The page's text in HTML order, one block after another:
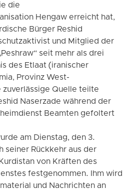
die
Hengaw erreicht hat,
Bürger Reshid
und Mitglied der
seit mehr als drei
des Etlaat (iranischer
Provinz West-
zuverlässige Quelle teilte
Naserzade während der
Beamten gefoltert
am Dienstag, den 3.
seiner Rückkehr aus der
von Kräften des
festgenommen. Ihm wird
und Nachrichten an